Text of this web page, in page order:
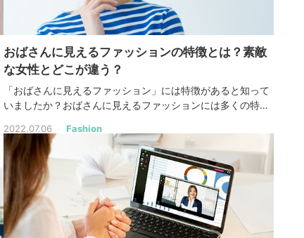
おばさんに見えるファッションの特徴とは？素敵
な女性とどこが違う？
「おばさんに見えるファッション」には特徴があると知って
いましたか？おばさんに見えるファッションには多くの特徴
と接してきた筆者が「おばさんに見えるファッション」を徹
底解説していきます。
2022.07.06 Fashion